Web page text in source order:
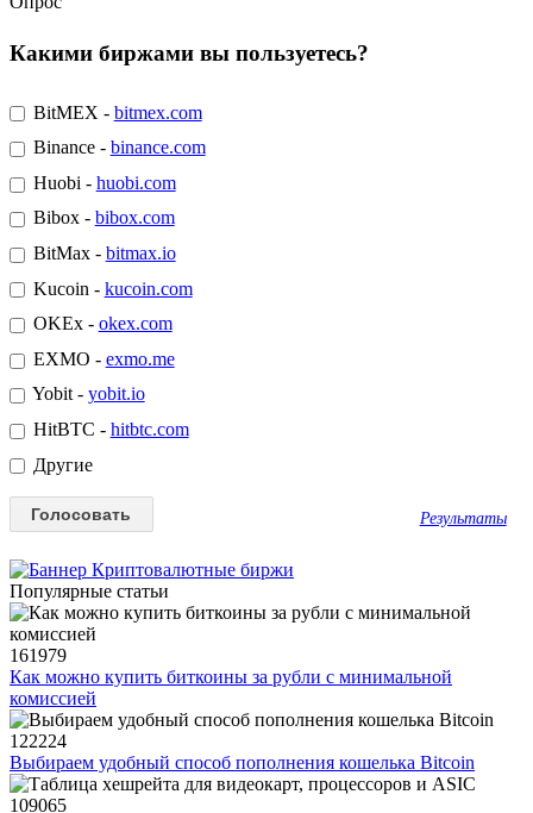
Какими биржами вы пользуетесь?
BitMEX - bitmex.com
Binance - binance.com
Huobi - huobi.com
Bibox - bibox.com
BitMax - bitmax.io
Kucoin - kucoin.com
OKEx - okex.com
EXMO - exmo.me
Yobit - yobit.io
HitBTC - hitbtc.com
Другие
Результаты
Популярные статьи
161979
Как можно купить биткоины за рубли с минимальной
комиссией
122224
Выбираем удобный способ пополнения кошелька Bitcoin
109065